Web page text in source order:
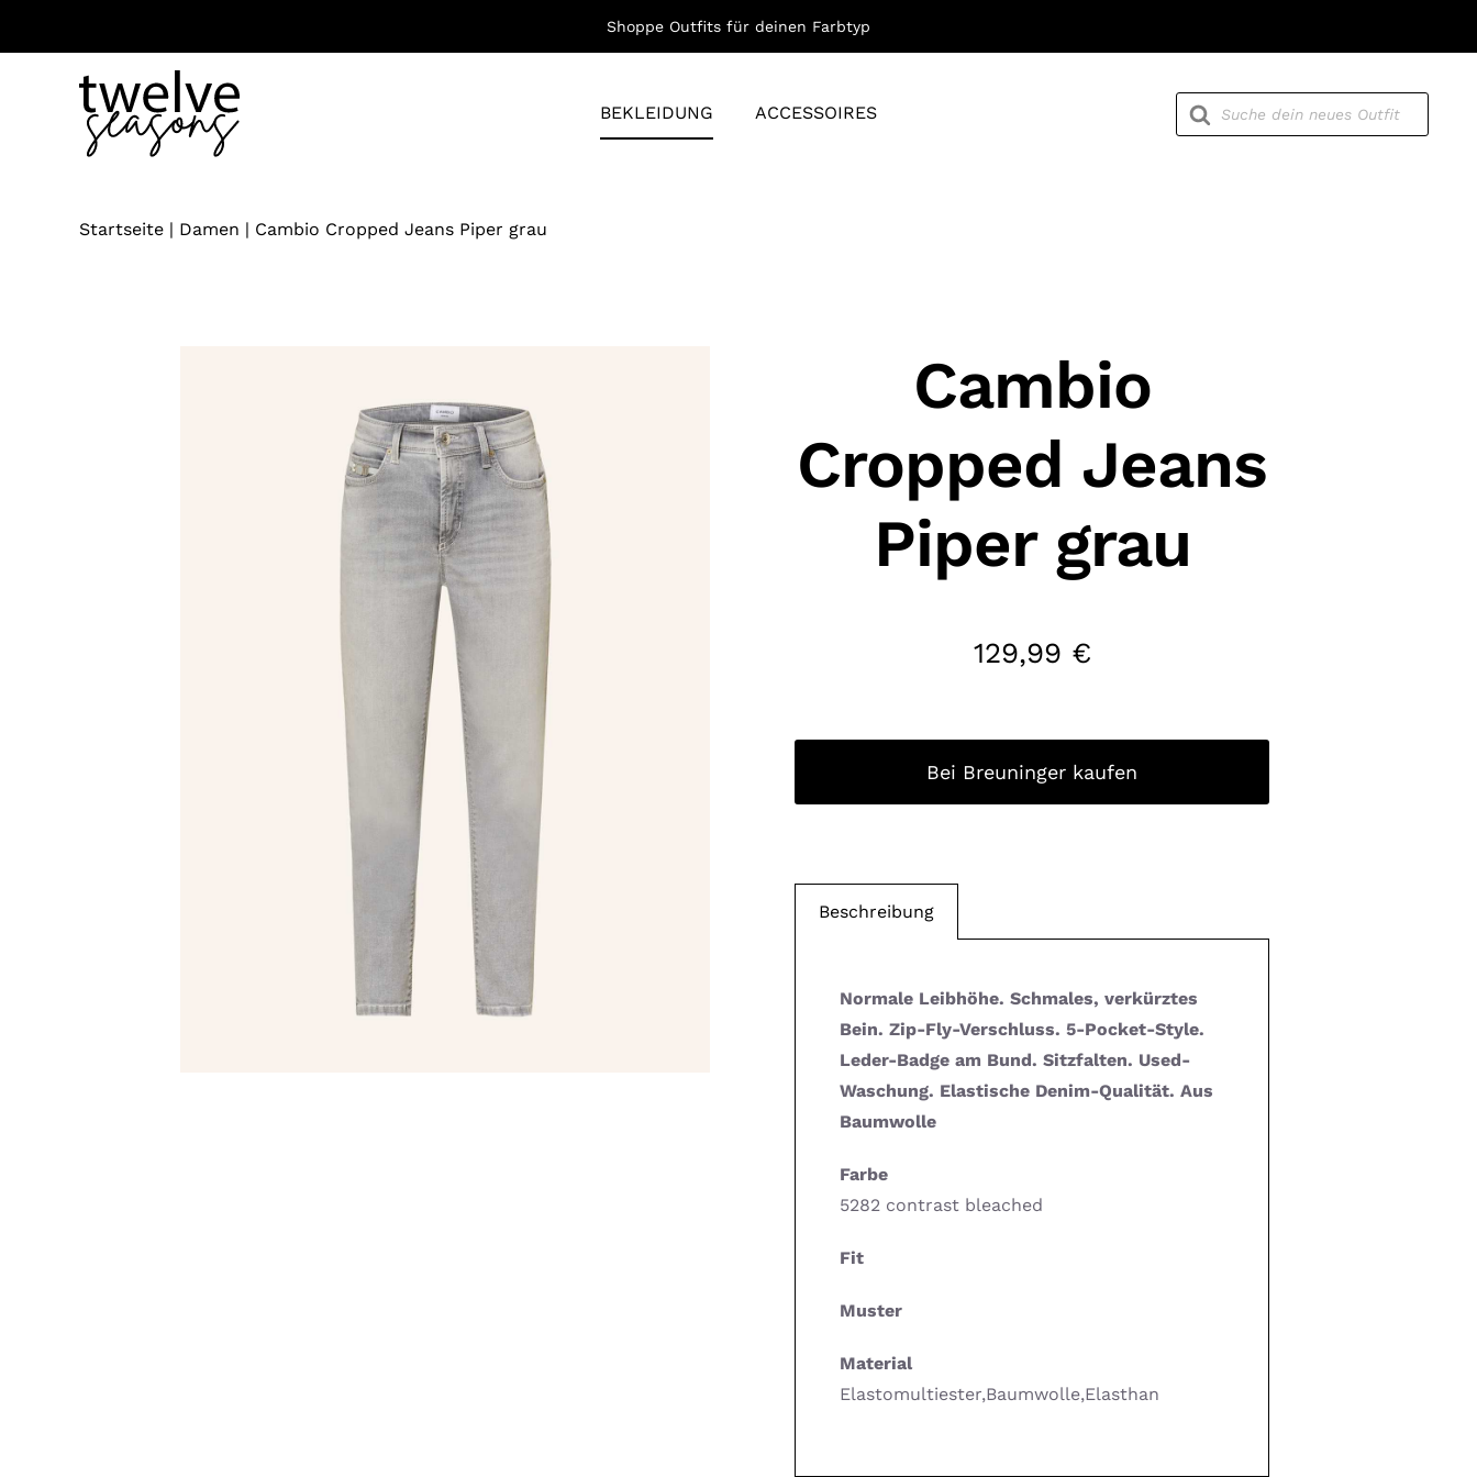
Shoppe Outfits für deinen Farbtyp
BEKLEIDUNG ACCESSOIRES
Products
search
Startseite| Damen | Cambio Cropped Jeans Piper grau
Cambio
Cropped Jeans
Piper grau
129,99 €
Bei Breuninger kaufen
Beschreibung
Normale Leibhöhe. Schmales, verkürztes
Bein. Zip-Fly-Verschluss. 5-Pocket-Style.
Leder-Badge am Bund. Sitzfalten. Used-
Waschung. Elastische Denim-Qualität. Aus
Baumwolle
Farbe
5282 contrast bleached
Fit
Muster
Material
Elastomultiester,Baumwolle,Elasthan